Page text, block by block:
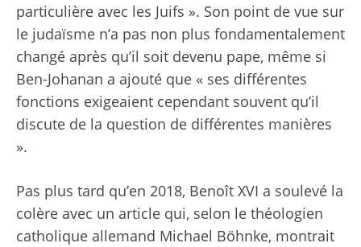
particulière avec les Juifs ». Son point de vue sur
le judaïsme n’a pas non plus fondamentalement
changé après qu’il soit devenu pape, même si
Ben-Johanan a ajouté que « ses différentes
fonctions exigeaient cependant souvent qu’il
discute de la question de différentes manières
».
Pas plus tard qu’en 2018, Benoît XVI a soulevé la
colère avec un article qui, selon le théologien
catholique allemand Michael Böhnke, montrait